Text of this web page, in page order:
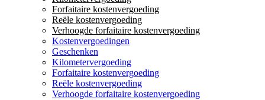
Forfaitaire kostenvergoeding
Reële kostenvergoeding
Verhoogde forfaitaire kostenvergoeding
Kostenvergoedingen
Geschenken
Kilometervergoeding
Forfaitaire kostenvergoeding
Reële kostenvergoeding
Verhoogde forfaitaire kostenvergoeding